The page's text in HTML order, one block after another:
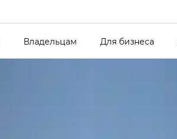
Владельцам Для бизнеса